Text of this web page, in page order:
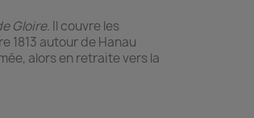
Gloire. Il couvre les
1813 autour de Hanau
alors en retraite vers la